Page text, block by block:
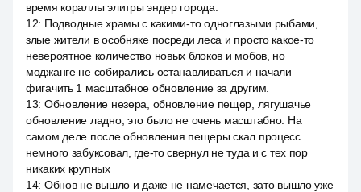
время кораллы элитры эндер города.
12: Подводные храмы с какими-то одноглазыми рыбами,
злые жители в особняке посреди леса и просто какое-то
невероятное количество новых блоков и мобов, но
моджанге не собирались останавливаться и начали
фигачить 1 масштабное обновление за другим.
13: Обновление незера, обновление пещер, лягушачье
обновление ладно, это было не очень масштабно. На
самом деле после обновления пещеры скал процесс
немного забуксовал, где-то свернул не туда и с тех пор
никаких крупных
14: Обнов не вышло и даже не намечается, зато вышло уже